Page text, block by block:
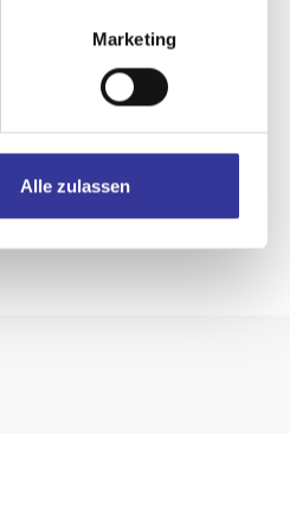
Marketing
Alle zulassen